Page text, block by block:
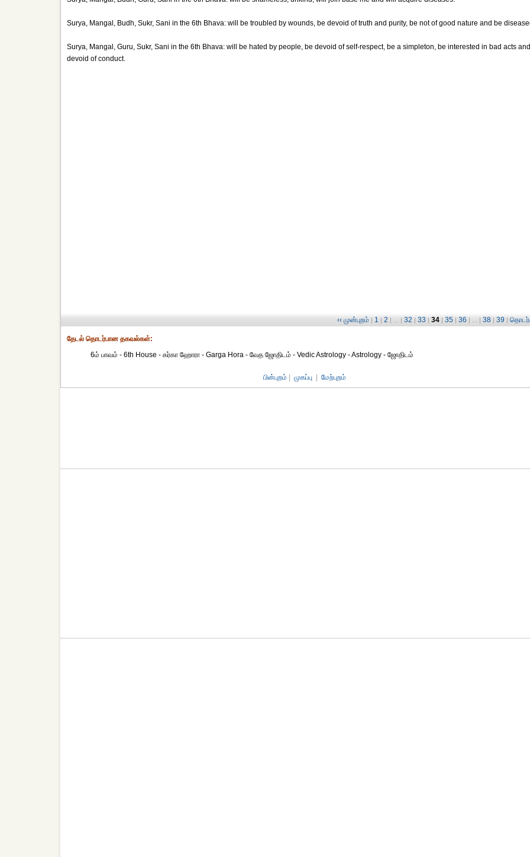
Surya, Mangal, Budh, Sukr, Sani in the 6th Bhava: will be troubled by wounds, be devoid of truth and purity, be not of good nature and be
Surya, Mangal, Guru, Sukr, Sani in the 6th Bhava: will be hated by people, be devoid of self-respect, be a simpleton, be interested in bad acts and
devoid of conduct.
‹‹ முன்புறம் | 1 | 2 | ... | 32 | 33 | 34 | 35 | 36 | ... | 38 | 39 |
தேட‌ல் தொட‌ர்பான தகவ‌ல்க‌ள்:
6ம் பாவம் - 6th House - கர்கா ஹோரா - Garga Hora - வேத ஜோதிடம் - Vedic Astrology - Astrology - ஜோதிடம்
பின்புறம் முகப்பு மேற்புறம்